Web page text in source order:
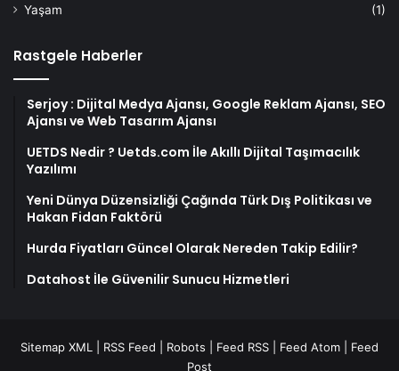
Yaşam
(1)
Rastgele Haberler
Serjoy : Dijital Medya Ajansı, Google Reklam Ajansı, SEO
Ajansı ve Web Tasarım Ajansı
UETDS Nedir ? Uetds.com İle Akıllı Dijital Taşımacılık
Yazılımı
Yeni Dünya Düzensizliği Çağında Türk Dış Politikası ve
Hakan Fidan Faktörü
Hurda Fiyatları Güncel Olarak Nereden Takip Edilir?
Datahost İle Güvenilir Sunucu Hizmetleri
Sitemap XML RSS Feed Robots Feed RSS Feed Atom
Feed
Post